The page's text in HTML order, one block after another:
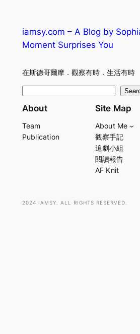
iamsy.com – A Blog by
Moment Surprises You
在斯德哥爾摩．觀察有時．生活有時
e
r
About
Team
Publication
Site Map
About Me
觀察手記
追劇小組
閱讀報告
AF Knit
2024 IAMSY. ALL RIGHTS RESERVED.